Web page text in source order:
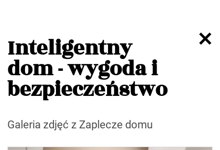
Inteligentny
dom - wygoda i
bezpieczeństwo
Galeria zdjęć z Zaplecze domu